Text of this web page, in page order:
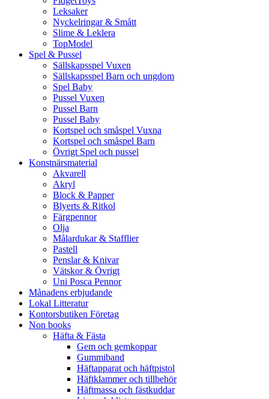
Leksaker
Nyckelringar & Smått
Slime & Leklera
TopModel
Spel & Pussel
Sällskapsspel Vuxen
Sällskapsspel Barn och ungdom
Spel Baby
Pussel Vuxen
Pussel Barn
Pussel Baby
Kortspel och småspel Vuxna
Kortspel och småspel Barn
Övrigt Spel och pussel
Konstnärsmaterial
Akvarell
Akryl
Block & Papper
Blyerts & Ritkol
Färgpennor
Olja
Målardukar & Stafflier
Pastell
Penslar & Knivar
Vätskor & Övrigt
Uni Posca Pennor
Månadens erbjudande
Lokal Litteratur
Kontorsbutiken Företag
Non books
Häfta & Fästa
Gem och gemkoppar
Gummiband
Häftapparat och häftpistol
Häftklammer och tillbehör
Häftmassa och fästkuddar